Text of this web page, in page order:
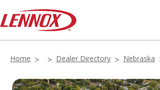
Home Dealer Directory Nebraska